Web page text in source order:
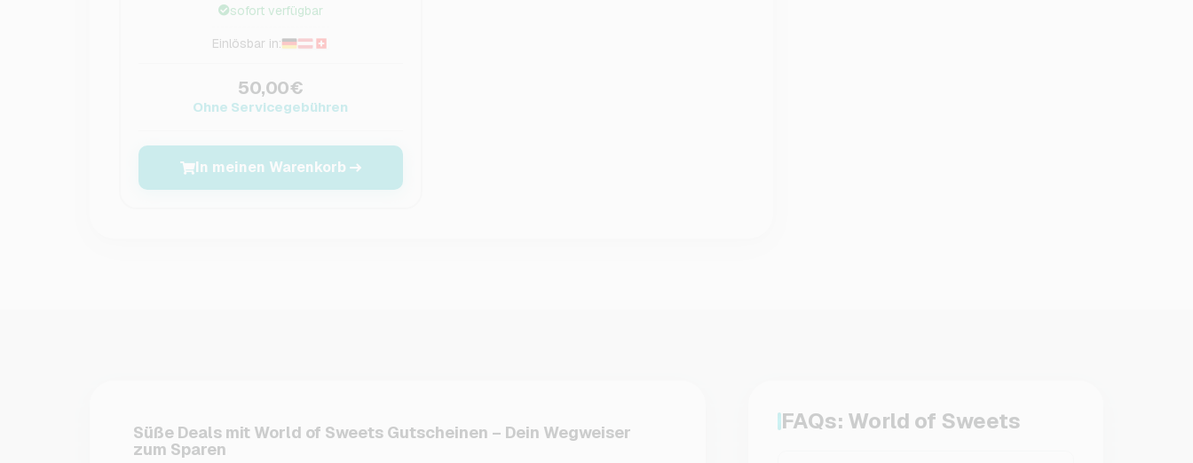
sofort verfügbar
Einlösbar in:
50,00€
Ohne Servicegebühren
In meinen Warenkorb
Süße Deals mit World of Sweets Gutscheinen – Dein Wegweiser
zum Sparen
FAQs: World of Sweets